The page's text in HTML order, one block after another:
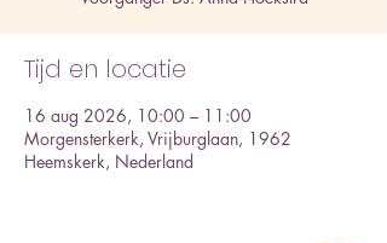
Tijd en locatie
16 aug 2026, 10:00 – 11:00
Morgensterkerk, Vrijburglaan, 1962
Heemskerk, Nederland